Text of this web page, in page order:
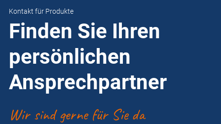
Kontakt für Produkte
Finden Sie Ihren
persönlichen
Ansprechpartner
Wir sind gerne für Sie da